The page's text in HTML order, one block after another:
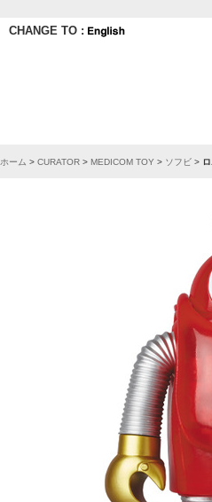
CHANGE TO :
ホーム > CURATOR > MEDICOM TOY > ソフビ >